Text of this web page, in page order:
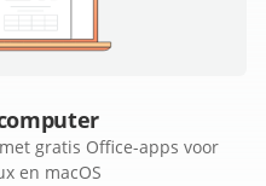
gratis Office-apps voor
en macOS